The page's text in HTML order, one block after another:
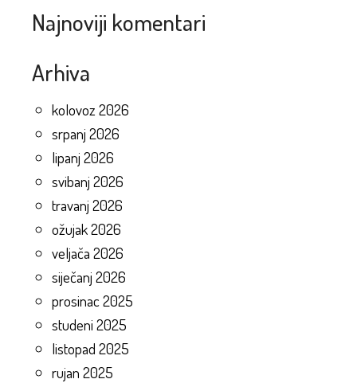
Najnoviji komentari
Arhiva
kolovoz 2026
srpanj 2026
lipanj 2026
svibanj 2026
travanj 2026
ožujak 2026
veljača 2026
siječanj 2026
prosinac 2025
studeni 2025
listopad 2025
rujan 2025